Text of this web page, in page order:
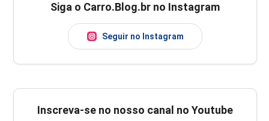
Siga o Carro.Blog.br no Instagram
Seguir no Instagram
Inscreva-se no nosso canal no Youtube